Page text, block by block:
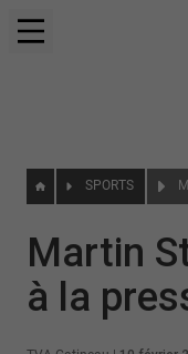
SPORTS
Martin
à la